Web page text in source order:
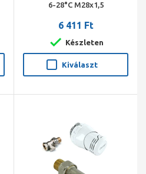
6-28°C M28x1,5
6 411 Ft
Készleten
Kiválaszt